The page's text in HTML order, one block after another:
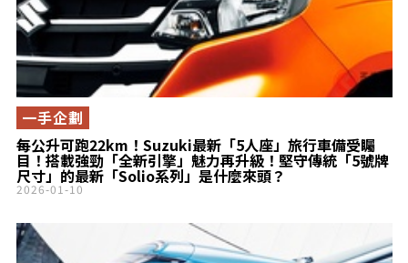
每公升可跑22km！Suzuki最新「5人座」旅行車備受矚
目！搭載強勁「全新引擎」魅力再升級！堅守傳統「5號牌
尺寸」的最新「Solio系列」是什麼來頭？
一手企劃
2026-01-10